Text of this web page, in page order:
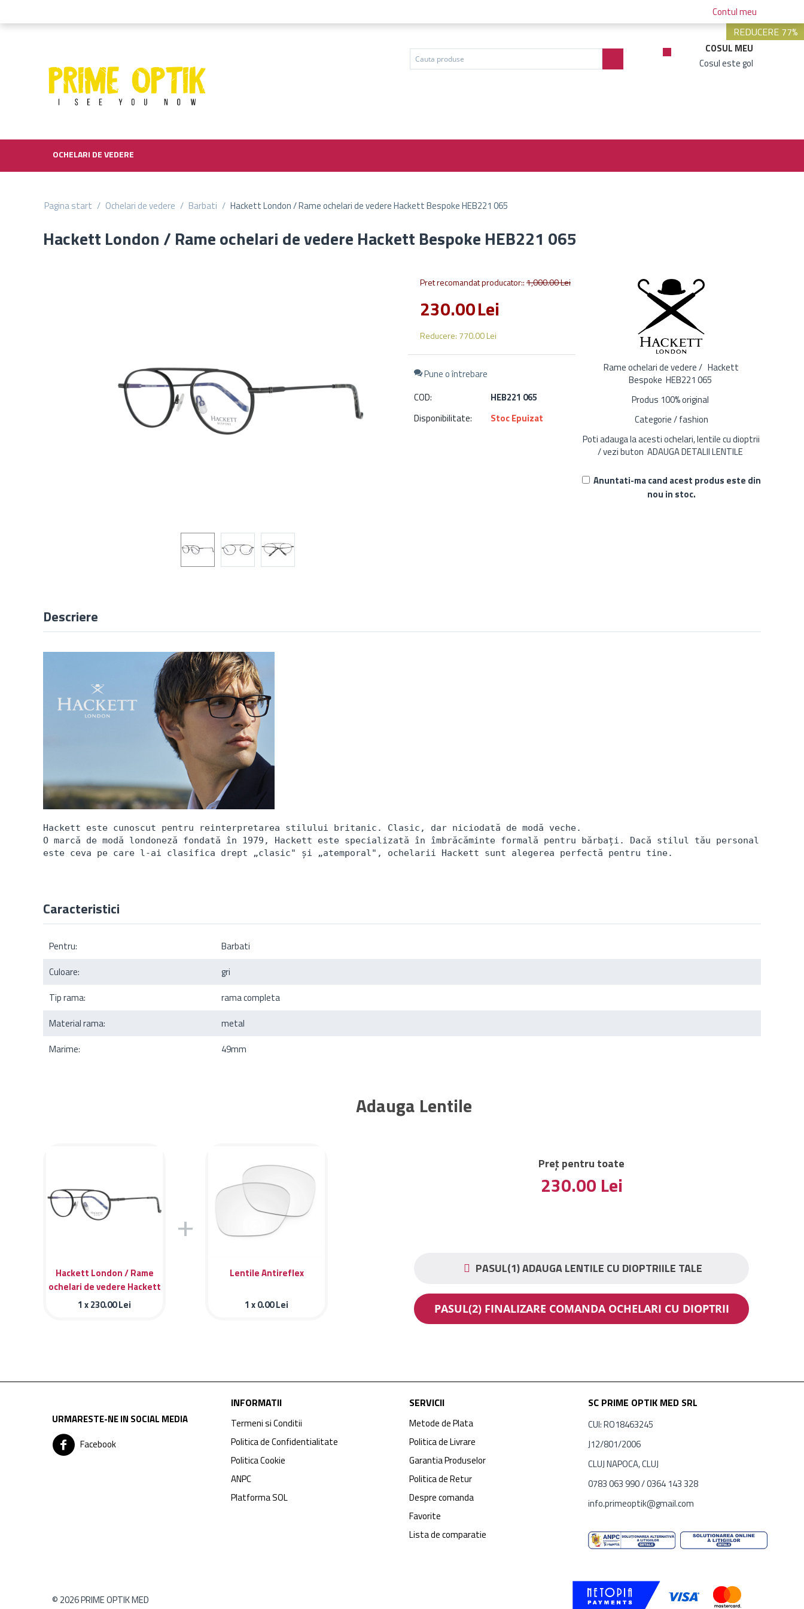
Contul meu
COSUL MEU
Cosul este gol
OCHELARI DE VEDERE
Pagina start / Ochelari de vedere / Barbati / Hackett London / Rame ochelari de vedere Hackett Bespoke HEB221 065
Hackett London / Rame ochelari de vedere Hackett Bespoke HEB221 065
Pret recomandat producator::1,000.00Lei
230.00Lei
Reducere: 770.00Lei
REDUCERE 77%
Pune o întrebare
COD:
HEB221 065
Disponibilitate:
Stoc Epuizat
Rame ochelari de vedere / Hackett
Bespoke HEB221 065
Produs 100% original
Categorie / fashion
Poti adauga la acesti ochelari, lentile cu dioptrii
/ vezi buton ADAUGA DETALII LENTILE
Anuntati-ma cand acest produs este din
nou in stoc.
Descriere
Hackett este cunoscut pentru reinterpretarea stilului britanic. Clasic, dar niciodată de modă veche.
O marcă de modă londoneză fondată în 1979, Hackett este specializată în îmbrăcăminte formală pentru bărbați. Dacă stilul tău personal
este ceva pe care l-ai clasifica drept „clasic" și „atemporal", ochelarii Hackett sunt alegerea perfectă pentru tine.
Caracteristici
Pentru:
Barbati
Culoare:
gri
Tip rama:
rama completa
Material rama:
metal
Marime:
49mm
Adauga Lentile
Hackett London / Rame
ochelari de vedere Hackett
Bespoke HEB221 065
1 x230.00Lei
+
Lentile Antireflex PASUL(1) ADAUGA LENTILE CU DIOPTRIILE TALE
1 x0.00Lei
Preț pentru toate
230.00 Lei
PASUL(2) FINALIZARE COMANDA OCHELARI CU DIOPTRII
URMARESTE-NE IN SOCIAL MEDIA
Facebook
INFORMATII
Termeni si Conditii
Politica de Confidentialitate
Politica Cookie
ANPC
Platforma SOL
SERVICII
Metode de Plata
Politica de Livrare
Garantia Produselor
Politica de Retur
Despre comanda
Favorite
Lista de comparatie
SC PRIME OPTIK MED SRL
CUI: RO18463245
J12/801/2006
CLUJ NAPOCA, CLUJ
0783 063 990 / 0364 143 328
info.primeoptik@gmail.com
© 2026 PRIME OPTIK MED